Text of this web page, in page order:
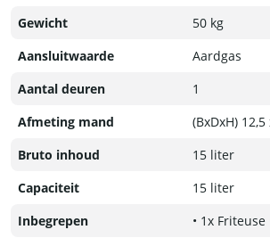
Gewicht
50 kg
Aansluitwaarde
Aardgas
Aantal deuren
1
Afmeting mand
(BxDxH)
Bruto inhoud
15 liter
Capaciteit
15 liter
Inbegrepen
• 1x